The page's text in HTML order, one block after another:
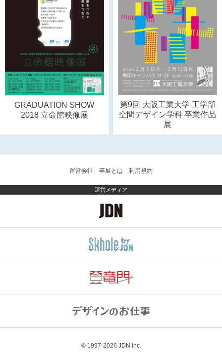
GRADUATION SHOW
2018 立命館映像展
第9回 大阪工業大学 工学部
空間デザイン学科 卒業作品
展
運営会社 卒展とは 利用規約
運営メディア
© 1997-2026 JDN Inc.